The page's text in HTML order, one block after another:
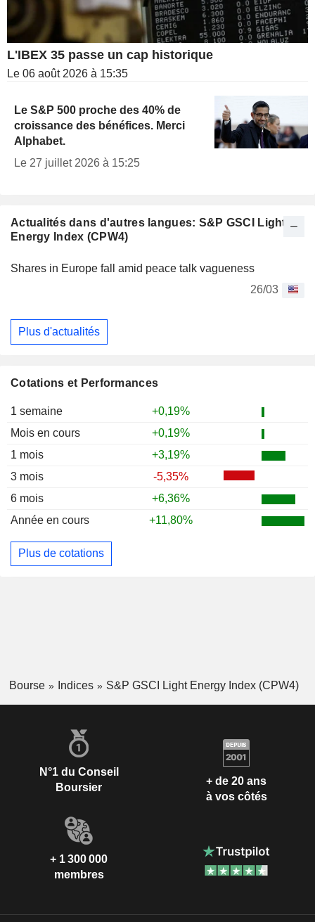
Actualités dans d'autres langues: S&P GSCI Light
Energy Index (CPW4)
Shares in Europe fall amid peace talk vagueness
26/03
Plus d'actualités
L'IBEX 35 passe un cap historique
Le 06 août 2026 à 15:35
Le S&P 500 proche des 40% de
croissance des bénéfices. Merci
Alphabet.
Le 27 juillet 2026 à 15:25
Cotations et Performances
1 semaine
+0,19%
Mois en cours
+0,19%
1 mois
+3,19%
3 mois
-5,35%
6 mois
+6,36%
Année en cours
+11,80%
Plus de cotations
Bourse Indices S&P GSCI Light Energy Index (CPW4)
N°1 du Conseil
Boursier
+ de 20 ans
à vos côtés
+ 1 300 000
membres